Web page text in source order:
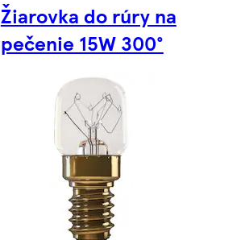
Žiarovka do rúry na
pečenie 15W 300°